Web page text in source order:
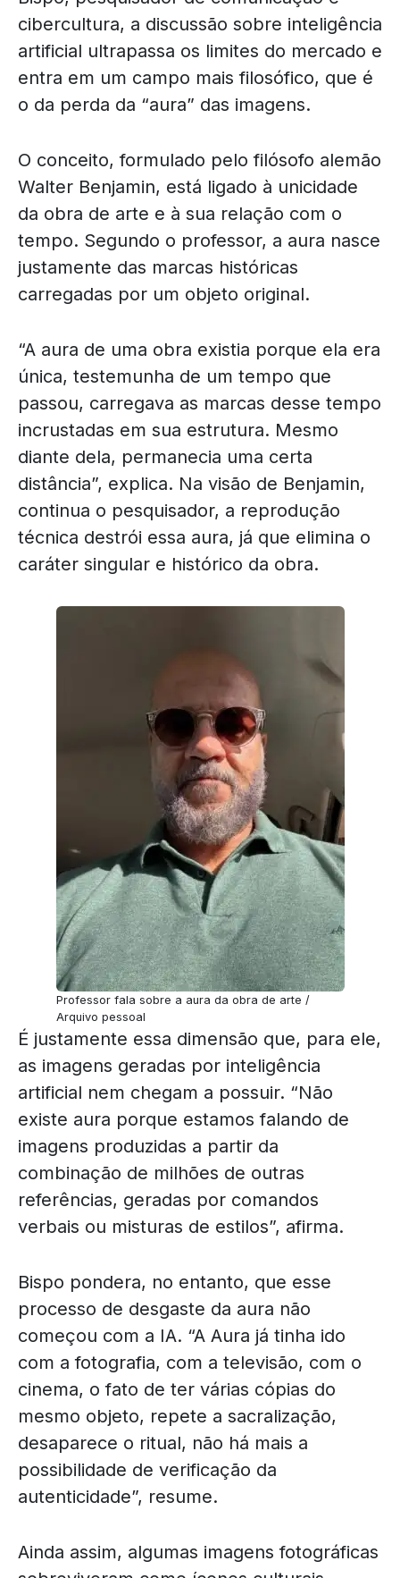
cibercultura, a discussão sobre inteligência
artificial ultrapassa os limites do mercado e
entra em um campo mais filosófico, que é
o da perda da “aura” das imagens.
O conceito, formulado pelo filósofo alemão
Walter Benjamin, está ligado à unicidade
da obra de arte e à sua relação com o
tempo. Segundo o professor, a aura nasce
justamente das marcas históricas
carregadas por um objeto original.
“A aura de uma obra existia porque ela era
única, testemunha de um tempo que
passou, carregava as marcas desse tempo
incrustadas em sua estrutura. Mesmo
diante dela, permanecia uma certa
distância”, explica. Na visão de Benjamin,
continua o pesquisador, a reprodução
técnica destrói essa aura, já que elimina o
caráter singular e histórico da obra.
Professor fala sobre a aura da obra de arte /
Arquivo pessoal
É justamente essa dimensão que, para ele,
as imagens geradas por inteligência
artificial nem chegam a possuir. “Não
existe aura porque estamos falando de
imagens produzidas a partir da
combinação de milhões de outras
referências, geradas por comandos
verbais ou misturas de estilos”, afirma.
Bispo pondera, no entanto, que esse
processo de desgaste da aura não
começou com a IA. “A Aura já tinha ido
com a fotografia, com a televisão, com o
cinema, o fato de ter várias cópias do
mesmo objeto, repete a sacralização,
desaparece o ritual, não há mais a
possibilidade de verificação da
autenticidade”, resume.
Ainda assim, algumas imagens fotográficas